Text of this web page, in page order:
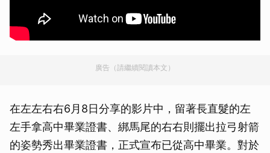
廣告（請繼續閱讀本文）
在左左右右6月8日分享的影片中，留著長直髮的左
左手拿高中畢業證書、綁馬尾的右右則擺出拉弓射箭
的姿勢秀出畢業證書，正式宣布已從高中畢業。對於